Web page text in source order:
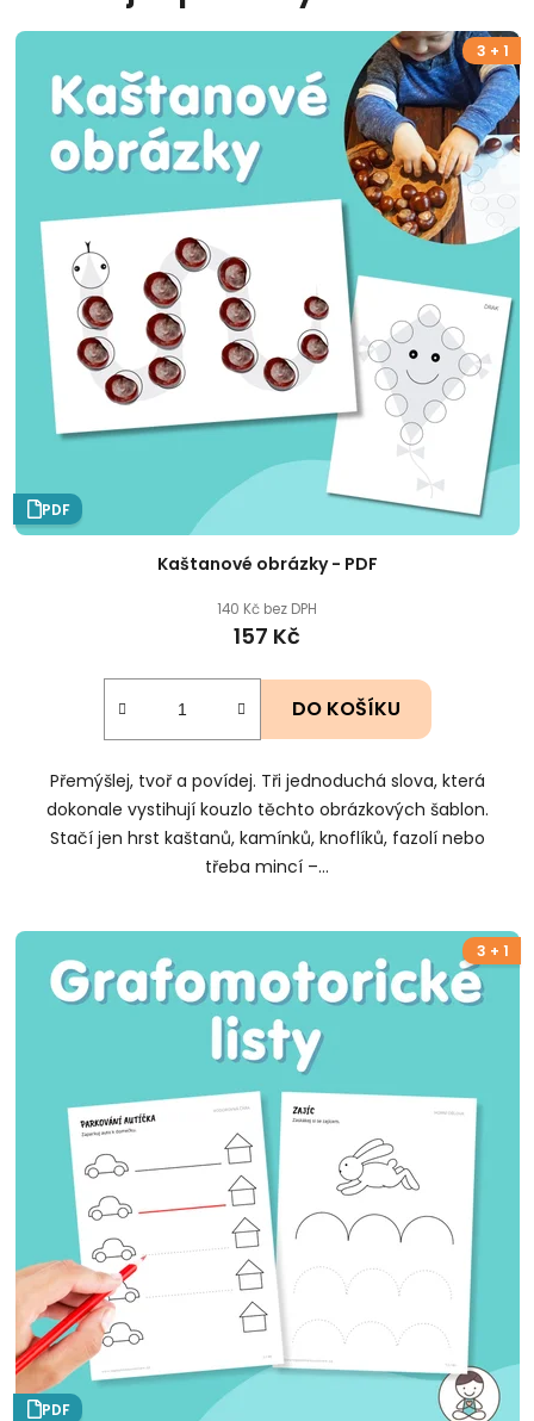
3 + 1
PDF
Kaštanové obrázky - PDF
140 Kč bez DPH
157 Kč
DO KOŠÍKU
Přemýšlej, tvoř a povídej. Tři jednoduchá slova, která
dokonale vystihují kouzlo těchto obrázkových šablon.
Stačí jen hrst kaštanů, kamínků, knoflíků, fazolí nebo
třeba mincí –...
3 + 1
PDF